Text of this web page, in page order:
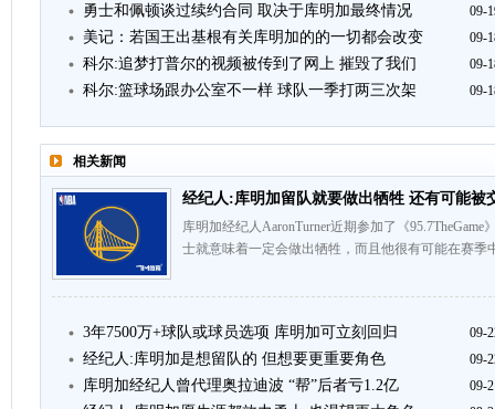
勇士和佩顿谈过续约合同 取决于库明加最终情况 09-
美记：若国王出基根有关库明加的的一切都会改变 09-
科尔:追梦打普尔的视频被传到了网上 摧毁了我们 09-
科尔:篮球场跟办公室不一样 球队一季打两三次架 09-
相关新闻
经纪人:库明加留队就要做出牺牲 还有可能被
库明加经纪人AaronTurner近期参加了《
士就意味着一定会做出牺牲，而且他很有可能在赛
3年7500万+球队或球员选项 库明加可立刻回归 09-
经纪人:库明加是想留队的 但想要更重要角色 09-
库明加经纪人曾代理奥拉迪波 “帮”后者亏1.2亿 09-